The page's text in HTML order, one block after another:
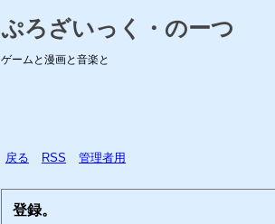
ぷろざいっく・のーつ
ゲームと漫画と音楽と
戻る RSS 管理者用
登録。